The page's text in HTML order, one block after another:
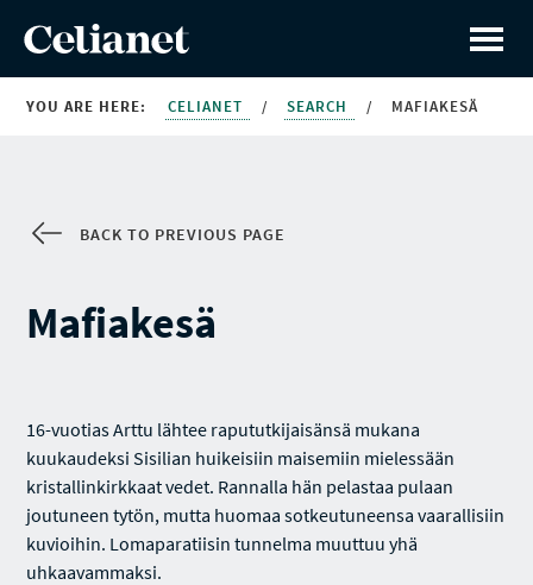
YOU ARE HERE: CELIANET / SEARCH / MAFIAKESÄ
BACK TO PREVIOUS PAGE
Mafiakesä
16-vuotias Arttu lähtee rapututkijaisänsä mukana
kuukaudeksi Sisilian huikeisiin maisemiin mielessään
kristallinkirkkaat vedet. Rannalla hän pelastaa pulaan
joutuneen tytön, mutta huomaa sotkeutuneensa vaarallisiin
kuvioihin. Lomaparatiisin tunnelma muuttuu yhä
uhkaavammaksi.